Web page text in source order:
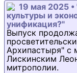
19 мая 2025
культуры и
унификация?"
Выпуск
Архипастыря" с
Лискинским
митрополии.